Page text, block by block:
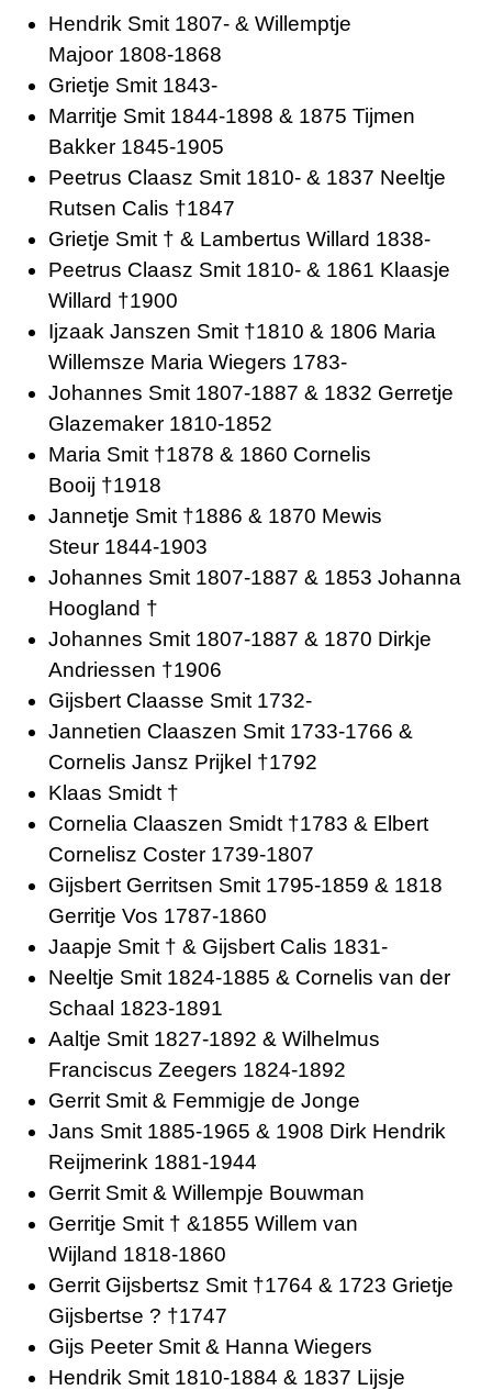
Hendrik Smit 1807- & Willemptje
Majoor 1808-1868
Grietje Smit 1843-
Marritje Smit 1844-1898 & 1875 Tijmen
Bakker 1845-1905
Peetrus Claasz Smit 1810- & 1837 Neeltje
Rutsen Calis †1847
Grietje Smit † & Lambertus Willard 1838-
Peetrus Claasz Smit 1810- & 1861 Klaasje
Willard †1900
Ijzaak Janszen Smit †1810 & 1806 Maria
Willemsze Maria Wiegers 1783-
Johannes Smit 1807-1887 & 1832 Gerretje
Glazemaker 1810-1852
Maria Smit †1878 & 1860 Cornelis
Booij †1918
Jannetje Smit †1886 & 1870 Mewis
Steur 1844-1903
Johannes Smit 1807-1887 & 1853 Johanna
Hoogland †
Johannes Smit 1807-1887 & 1870 Dirkje
Andriessen †1906
Gijsbert Claasse Smit 1732-
Jannetien Claaszen Smit 1733-1766 &
Cornelis Jansz Prijkel †1792
Klaas Smidt †
Cornelia Claaszen Smidt †1783 & Elbert
Cornelisz Coster 1739-1807
Gijsbert Gerritsen Smit 1795-1859 & 1818
Gerritje Vos 1787-1860
Jaapje Smit † & Gijsbert Calis 1831-
Neeltje Smit 1824-1885 & Cornelis van der
Schaal 1823-1891
Aaltje Smit 1827-1892 & Wilhelmus
Franciscus Zeegers 1824-1892
Gerrit Smit & Femmigje de Jonge
Jans Smit 1885-1965 & 1908 Dirk Hendrik
Reijmerink 1881-1944
Gerrit Smit & Willempje Bouwman
Gerritje Smit † &1855 Willem van
Wijland 1818-1860
Gerrit Gijsbertsz Smit †1764 & 1723 Grietje
Gijsbertse ? †1747
Gijs Peeter Smit & Hanna Wiegers
Hendrik Smit 1810-1884 & 1837 Lijsje